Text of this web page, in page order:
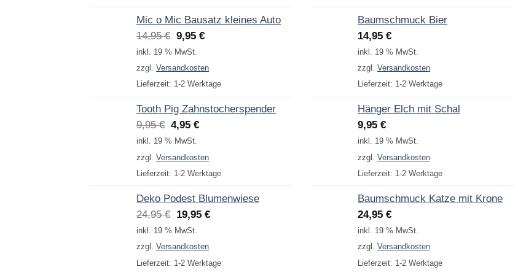
Mic o Mic Bausatz kleines Auto
14,95€ Ursprünglicher
Preis
war:
14,95 €
9,95 €Aktueller
9,95 €.
inkl. 19 % MwSt.
zzgl. Versandkosten
Lieferzeit: 1-2 Werktage
Tooth Pig Zahnstocherspender
9,95€ Ursprünglicher
Preis
war:
9,95 €
4,95 €Aktueller
4,95 €.
inkl. 19 % MwSt.
zzgl. Versandkosten
Lieferzeit: 1-2 Werktage
Deko Podest Blumenwiese
24,95€ Ursprünglicher
Preis
war:
24,95 €
19,95 €Aktueller
inkl. 19 % MwSt.
zzgl. Versandkosten
Lieferzeit: 1-2 Werktage
Baumschmuck Bier
14,95 €
inkl. 19 % MwSt.
zzgl. Versandkosten
Lieferzeit: 1-2 Werktage
Hänger Elch mit Schal
9,95 €
inkl. 19 % MwSt.
zzgl. Versandkosten
Lieferzeit: 1-2 Werktage
Baumschmuck Katze mit Krone
24,95 €
inkl. 19 % MwSt.
zzgl. Versandkosten
Lieferzeit: 1-2 Werktage